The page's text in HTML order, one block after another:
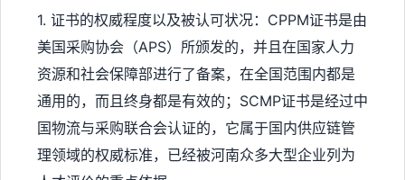
1. 证书的权威程度以及被认可状况：CPPM证书是由
美国采购协会（APS）所颁发的，并且在国家人力
资源和社会保障部进行了备案，在全国范围内都是
通用的，而且终身都是有效的；SCMP证书是经过中
国物流与采购联合会认证的，它属于国内供应链管
理领域的权威标准，已经被河南众多大型企业列为